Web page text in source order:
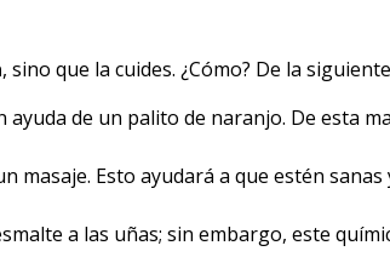
, sino que la cuides. ¿Cómo? De la
ayuda de un palito de naranjo. De esta
masaje. Esto ayudará a que estén sanas
a las uñas; sin embargo, este